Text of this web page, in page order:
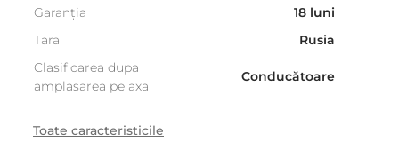
Garanția
18 luni
Tara
Rusia
Clasificarea dupa
amplasarea pe axa
Conducătoare
Sezonalitate
Toate caracteristicile